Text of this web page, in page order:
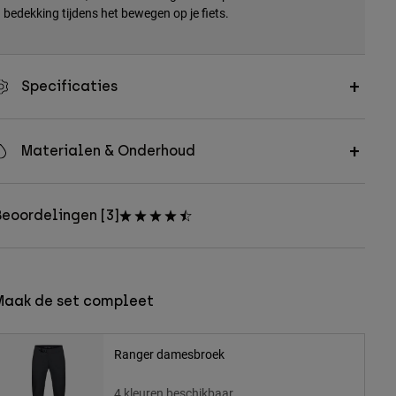
bedekking tijdens het bewegen op je fiets.
Specificaties
Materialen & Onderhoud
[3]
de set compleet
Ranger damesbroek